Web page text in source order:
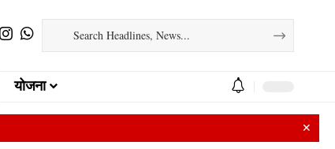
योजना
✕